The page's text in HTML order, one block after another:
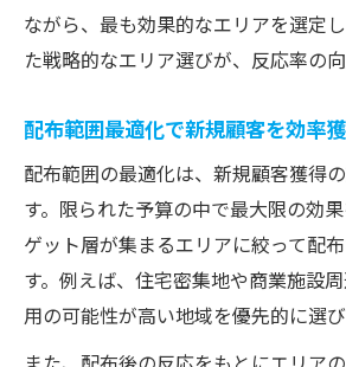
ながら、最も効果的なエリアを選定
た戦略的なエリア選びが、反応率の向
配布範囲最適化で新規顧客を効率
配布範囲の最適化は、新規顧客獲得
す。限られた予算の中で最大限の効
ゲット層が集まるエリアに絞って配
す。例えば、住宅密集地や商業施設
用の可能性が高い地域を優先的に選び